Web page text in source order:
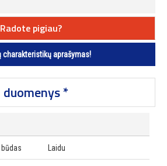
pigiau?
charakteristikų aprašymas!
*
Laidu